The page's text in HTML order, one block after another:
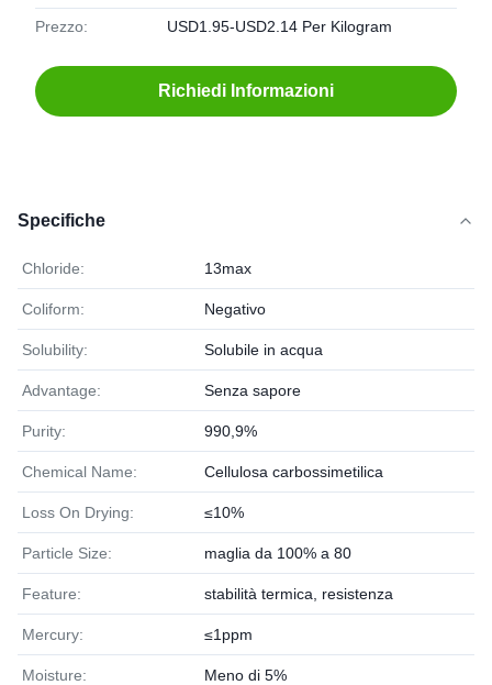
Prezzo: USD1.95-USD2.14 Per Kilogram
Richiedi Informazioni
Specifiche
Chloride: 13max
Coliform: Negativo
Solubility: Solubile in acqua
Advantage: Senza sapore
Purity: 990,9%
Chemical Name: Cellulosa carbossimetilica
Loss On Drying: ≤10%
Particle Size: maglia da 100% a 80
Feature: stabilità termica, resistenza
Mercury: ≤1ppm
Moisture: Meno di 5%